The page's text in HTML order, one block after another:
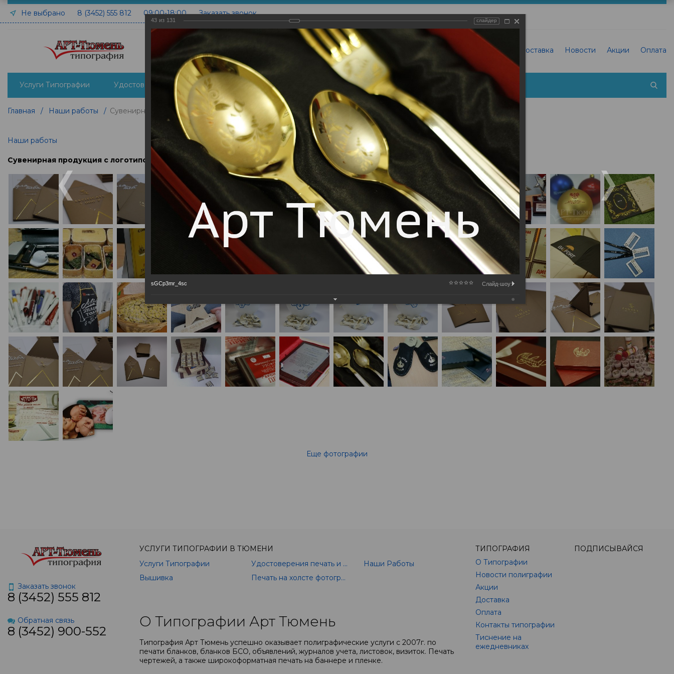
Не выбрано 8 (3452) 555 812 09:00-18:00 Заказать звонок
Контакты О Типографии Доставка Новости Акции Оплата
Услуги Типографии Удостоверения печать и изготовление Вышивка Печать на холсте фотографии
Главная / Наши работы / Сувенирная продукция с логотипом
Наши работы
Сувенирная продукция с логотипом
Еще фотографии
Заказать звонок
8 (3452) 555 812
Обратная связь
8 (3452) 900-552
УСЛУГИ ТИПОГРАФИИ В ТЮМЕНИ
Услуги Типографии
Удостоверения печать и изготовление
Наши Работы
Вышивка
Печать на холсте фотографии
О Типографии Арт Тюмень
Типография Арт Тюмень успешно оказывает полиграфические услуги с 2007г. по
печати бланков, бланков БСО, объявлений, журналов учета, листовок, визиток. Печать
чертежей, а также широкоформатная печать на баннере и пленке.
ТИПОГРАФИЯ
О Типографии
Новости полиграфии
Акции
Доставка
Оплата
Контакты типографии
Тиснение на
ежедневниках
ПОДПИСЫВАЙСЯ
43 из 131 слайдер
sGCp3mr_4sc Слайд-шоу: